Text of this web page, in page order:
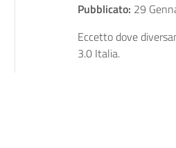
Pubblicato: 29
Eccetto dove
3.0 Italia.